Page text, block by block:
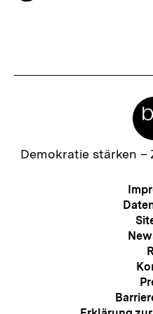
h
Zur
Demokratie stärken –